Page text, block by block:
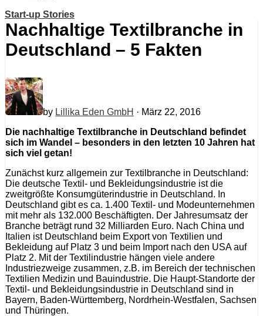
Start-up Stories
Nachhaltige Textilbranche in
Deutschland – 5 Fakten
by Lillika Eden GmbH · März 22, 2016
Die nachhaltige Textilbranche in Deutschland befindet
sich im Wandel – besonders in den letzten 10 Jahren hat
sich viel getan!
Zunächst kurz allgemein zur Textilbranche in Deutschland:
Die deutsche Textil- und Bekleidungsindustrie ist die
zweitgrößte Konsumgüterindustrie in Deutschland. In
Deutschland gibt es ca. 1.400 Textil- und Modeunternehmen
mit mehr als 132.000 Beschäftigten. Der Jahresumsatz der
Branche beträgt rund 32 Milliarden Euro. Nach China und
Italien ist Deutschland beim Export von Textilien und
Bekleidung auf Platz 3 und beim Import nach den USA auf
Platz 2. Mit der Textilindustrie hängen viele andere
Industriezweige zusammen, z.B. im Bereich der technischen
Textilien Medizin und Bauindustrie. Die Haupt-Standorte der
Textil- und Bekleidungsindustrie in Deutschland sind in
Bayern, Baden-Württemberg, Nordrhein-Westfalen, Sachsen
und Thüringen.